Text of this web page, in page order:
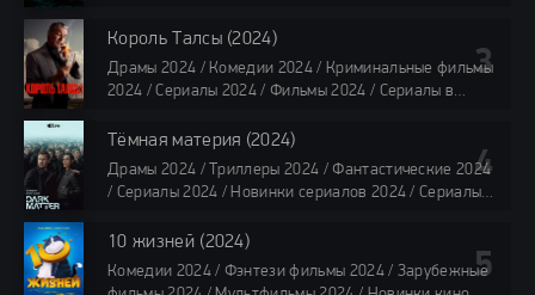
Сериалы 4K / Фильмы 2024 / Сериалы в озвучке
TVShows / Сериалы в озвучке LostFilm / Сериалы в
озвучке HDrezka Studio / Смотреть фильмы онлайн
все серии по 45 минут
Король Талсы (2024)
Драмы 2024 / Комедии 2024 / Криминальные фильмы
2024 / Сериалы 2024 / Фильмы 2024 / Сериалы в
Сериалы в озвучке HDrezka Studio / Смотреть фильмы
онлайн
40 мин
Тёмная материя (2024)
Драмы 2024 / Триллеры 2024 / Фантастические 2024
/ Сериалы 2024 / Новинки сериалов 2024 / Сериалы
Сериалы в озвучке LostFilm / Сериалы в озвучке
HDrezka Studio / Смотреть фильмы онлайн
все серии по 45 мин.
10 жизней (2024)
Комедии 2024 / Фэнтези фильмы 2024 / Зарубежные